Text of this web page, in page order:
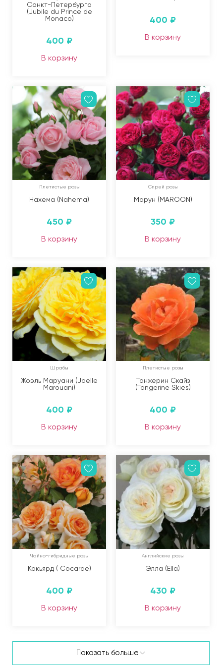
Санкт-Петербурга
(Jubile du Prince de
Monaco)
400 ₽
В корзину
400 ₽
В корзину
Плетистые розы
Нахема (Nahema)
450 ₽
В корзину
Спрей розы
Марун (MAROON)
350 ₽
В корзину
Шрабы
Жоэль Маруани (Joelle
Marouani)
400 ₽
В корзину
Плетистые розы
Танжерин Скайз
(Tangerine Skies)
400 ₽
В корзину
Чайно-гибридные розы
Кокьярд ( Cocarde)
400 ₽
В корзину
Английские розы
Элла (Ella)
430 ₽
В корзину
Показать больше